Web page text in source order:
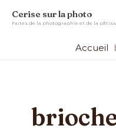
Cerise sur la photo
Faites de la photographie et de la
Accueil